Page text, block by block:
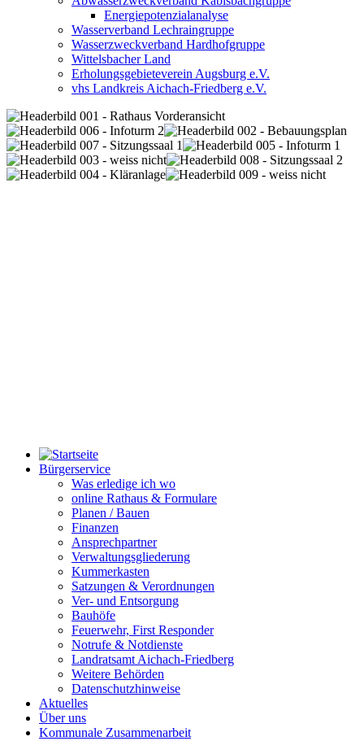
Energiepotenzialanalyse
Wasserverband Lechraingruppe
Wasserzweckverband Hardhofgruppe
Wittelsbacher Land
Erholungsgebieteverein Augsburg e.V.
vhs Landkreis Aichach-Friedberg e.V.
Bürgerservice
Was erledige ich wo
online Rathaus & Formulare
Planen / Bauen
Finanzen
Ansprechpartner
Verwaltungsgliederung
Kummerkasten
Satzungen & Verordnungen
Ver- und Entsorgung
Bauhöfe
Feuerwehr, First Responder
Notrufe & Notdienste
Landratsamt Aichach-Friedberg
Weitere Behörden
Datenschutzhinweise
Aktuelles
Über uns
Kommunale Zusammenarbeit